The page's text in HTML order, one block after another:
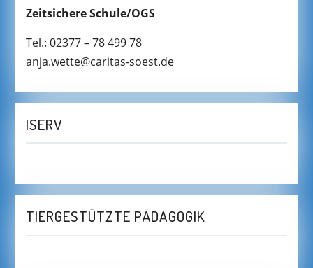
Zeitsichere Schule/OGS
Tel.: 02377 – 78 499 78
anja.wette@caritas-soest.de
ISERV
TIERGESTÜTZTE PÄDAGOGIK